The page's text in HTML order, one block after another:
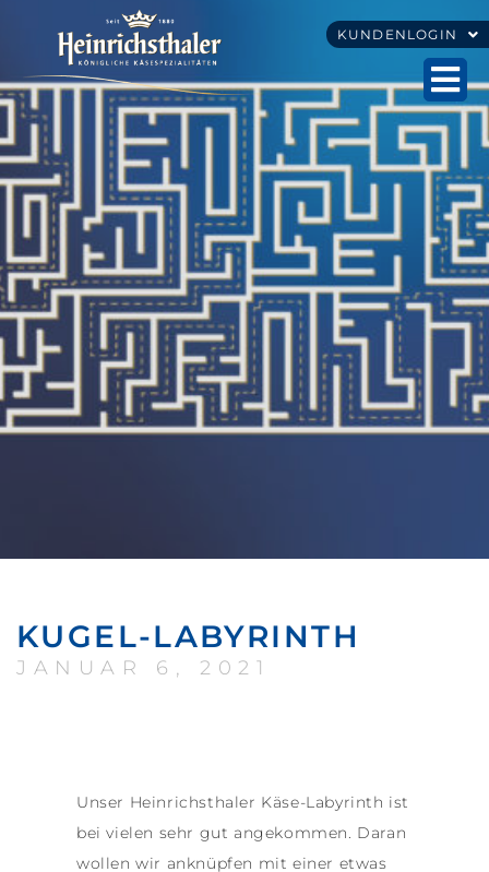
KUNDENLOGIN
KUGEL-LABYRINTH
JANUAR 6, 2021
Unser Heinrichsthaler Käse-Labyrinth ist
bei vielen sehr gut angekommen. Daran
wollen wir anknüpfen mit einer etwas